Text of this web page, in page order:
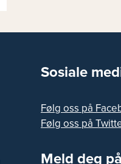
Sosiale
Følg oss på
Følg oss på
Meld deg